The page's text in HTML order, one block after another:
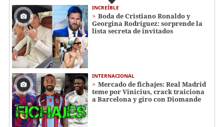
INCREÍBLE
Boda de Cristiano Ronaldo y
Georgina Rodríguez: sorprende la
lista secreta de invitados
INTERNACIONAL
Mercado de fichajes: Real Madrid
teme por Vinicius, crack traiciona
a Barcelona y giro con Diomande